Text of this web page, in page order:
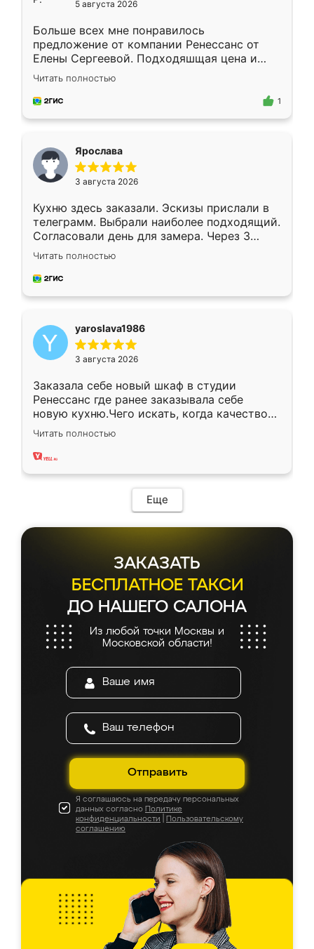
5 августа 2026
Больше всех мне понравилось
предложение от компании Ренессанс от
Елены Сергеевой. Подходяшщая цена и
короткие сроки изготовления. Приехавший
для замера сотрудник Владислав
предложил по моему эскизу самый
Читать полностью
1
Ярослава
3 августа 2026
Кухню здесь заказали. Эскизы прислали в
телеграмм. Выбрали наиболее подходящий.
Согласовали день для замера. Через 3
недели кухня была уже готова. Остались
довольны работой. Спасибо Ренессанс
мебель за качественную работу!
Читать полностью
yaroslava1986
3 августа 2026
Заказала себе новый шкаф в студии
Ренессанс где ранее заказывала себе
новую кухню.Чего искать, когда качеством
вполне довольна. Служит кухня уже почти
два года, нареканий нет.
Читать полностью
Еще
ЗАКАЗАТЬ
БЕСПЛАТНОЕ ТАКСИ
ДО НАШЕГО САЛОНА
Из любой точки Москвы и
Московской области!
Отправить
Я соглашаюсь на передачу персональных
данных согласно Политике
конфиденциальности
Пользовательскому
соглашению